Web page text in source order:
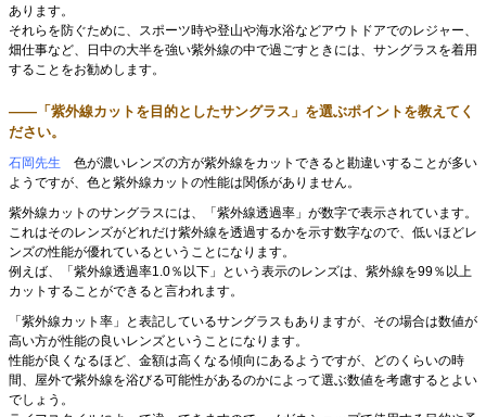
あります。
それらを防ぐために、スポーツ時や登山や海水浴などアウトドアでのレジャー、
畑仕事など、日中の大半を強い紫外線の中で過ごすときには、サングラスを着用
することをお勧めします。
――「紫外線カットを目的としたサングラス」を選ぶポイントを教えてく
ださい。
石岡先生 色が濃いレンズの方が紫外線をカットできると勘違いすることが多い
ようですが、 色と紫外線カットの性能は関係がありません。
紫外線カットのサングラスには、「紫外線透過率」が数字で表示されています。
これはそのレンズがどれだけ紫外線を透過するかを示す数字なので、低いほどレ
ンズの性能が優れているということになります。
例えば、「紫外線透過率1.0％以下」という表示のレンズは、紫外線を99％以上
カットすることができると言われます。
「紫外線カット率」と表記しているサングラスもありますが、その場合は数値が
高い方が性能の良いレンズということになります。
性能が良くなるほど、金額は高くなる傾向にあるようですが、どのくらいの時
間、屋外で紫外線を浴びる可能性があるのかによって選ぶ数値を考慮するとよい
でしょう。